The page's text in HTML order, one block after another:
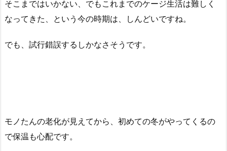
そこまではいかない、でもこれまでのケージ生活は難しく
なってきた、という今の時期は、しんどいですね。
でも、試行錯誤するしかなさそうです。
モノたんの老化が見えてから、初めての冬がやってくるの
で保温も心配です。